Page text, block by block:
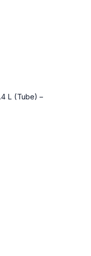
L (Tube) –